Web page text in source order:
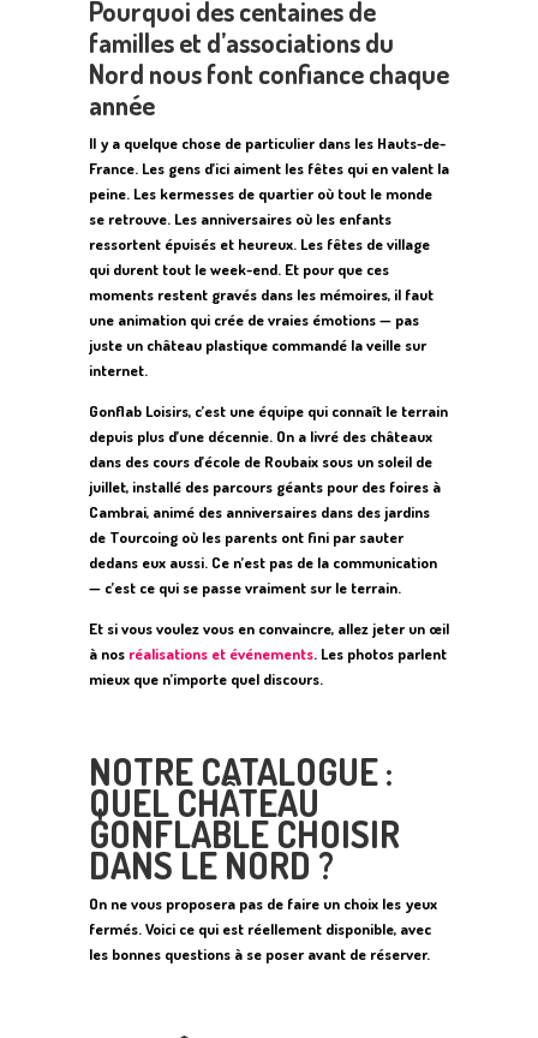
Pourquoi des centaines de
familles et d’associations du
Nord nous font confiance chaque
année
Il y a quelque chose de particulier dans les Hauts-de-
France. Les gens d’ici aiment les fêtes qui en valent la
peine. Les kermesses de quartier où tout le monde
se retrouve. Les anniversaires où les enfants
ressortent épuisés et heureux. Les fêtes de village
qui durent tout le week-end. Et pour que ces
moments restent gravés dans les mémoires, il faut
une animation qui crée de vraies émotions — pas
juste un château plastique commandé la veille sur
internet.
Gonflab Loisirs, c’est une équipe qui connaît le terrain
depuis plus d’une décennie. On a livré des châteaux
dans des cours d’école de Roubaix sous un soleil de
juillet, installé des parcours géants pour des foires à
Cambrai, animé des anniversaires dans des jardins
de Tourcoing où les parents ont fini par sauter
dedans eux aussi. Ce n’est pas de la communication
— c’est ce qui se passe vraiment sur le terrain.
Et si vous voulez vous en convaincre, allez jeter un œil
à nos réalisations et événements. Les photos parlent
mieux que n’importe quel discours.
NOTRE CATALOGUE:
QUEL CHÂTEAU
GONFLABLE CHOISIR
DANS LE NORD ?
On ne vous proposera pas de faire un choix les yeux
fermés. Voici ce qui est réellement disponible, avec
les bonnes questions à se poser avant de réserver.